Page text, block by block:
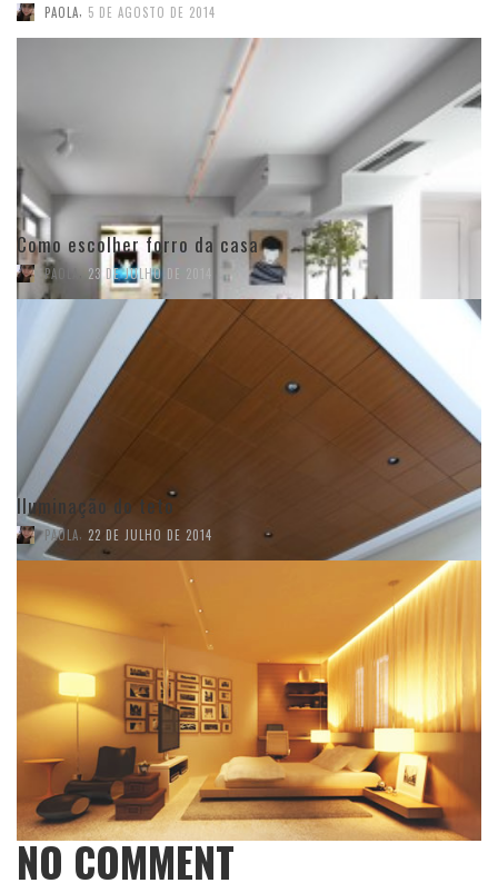
PAOLA, 5 DE AGOSTO DE 2014
Como escolher forro da casa
PAOLA 23 DE JULHO DE 2014
Iluminação do teto
PAOLA 22 DE JULHO DE 2014
NO COMMENT